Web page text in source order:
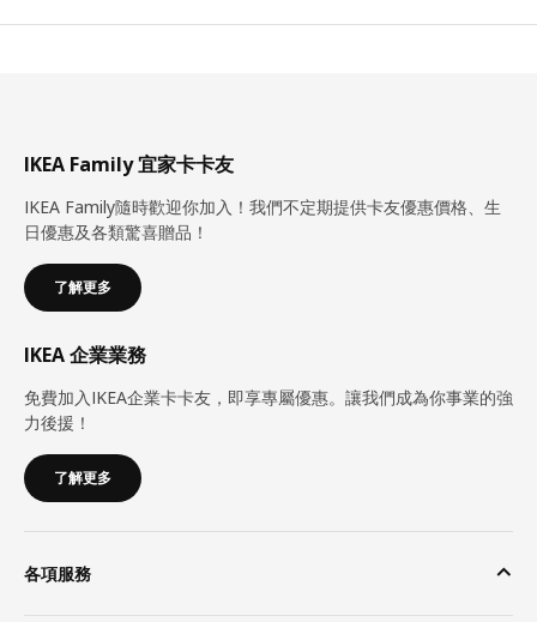
IKEA Family 宜家卡卡友
IKEA Family隨時歡迎你加入！我們不定期提供卡友優惠價格、生
日優惠及各類驚喜贈品！
了解更多
IKEA 企業業務
免費加入IKEA企業卡卡友，即享專屬優惠。讓我們成為你事業的強
力後援！
了解更多
各項服務